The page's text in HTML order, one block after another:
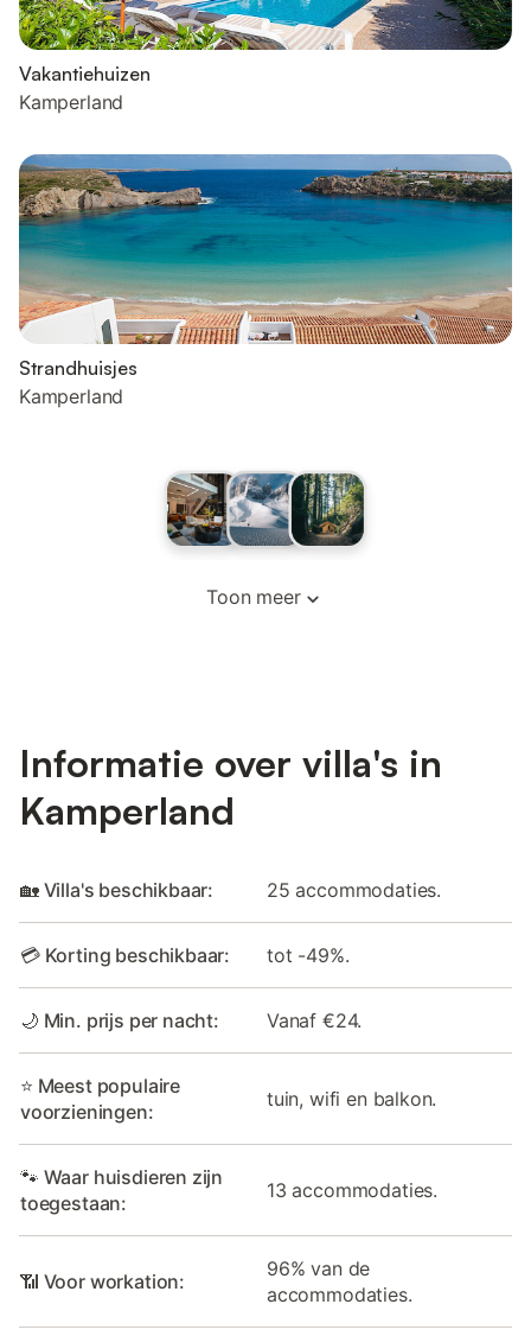
Vakantiehuizen
Kamperland
Strandhuisjes
Kamperland
Toon meer
Informatie over villa's in
Kamperland
🏡 Villa's beschikbaar: 25 accommodaties.
💳 Korting beschikbaar: tot -49%.
🌙 Min. prijs per nacht: Vanaf €24.
⭐ Meest populaire
voorzieningen:
tuin, wifi en balkon.
🐾 Waar huisdieren zijn
toegestaan:
13 accommodaties.
📶 Voor workation:
96% van de
accommodaties.